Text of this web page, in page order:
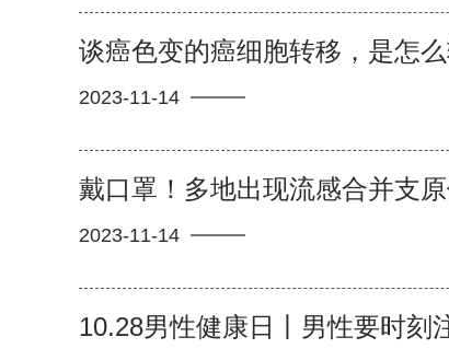
谈癌色变的癌细胞转移，是怎
2023-11-14
戴口罩！多地出现流感合并支
2023-11-14
10.28男性健康日丨男性要时刻